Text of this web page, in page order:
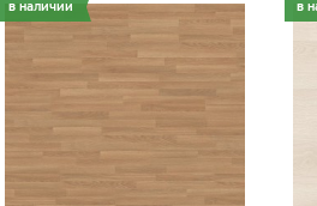
в наличии в